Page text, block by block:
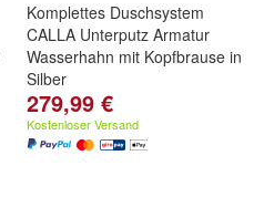
Komplettes Duschsystem
CALLA Unterputz Armatur
Wasserhahn mit Kopfbrause in
Silber
279,99 €
Kostenloser Versand